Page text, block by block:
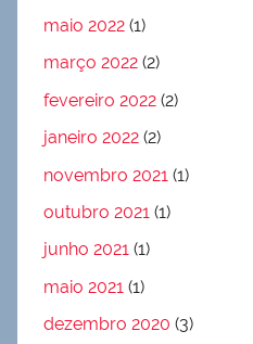
maio 2022 (1)
março 2022 (2)
fevereiro 2022 (2)
janeiro 2022 (2)
novembro 2021 (1)
outubro 2021 (1)
junho 2021 (1)
maio 2021 (1)
dezembro 2020 (3)